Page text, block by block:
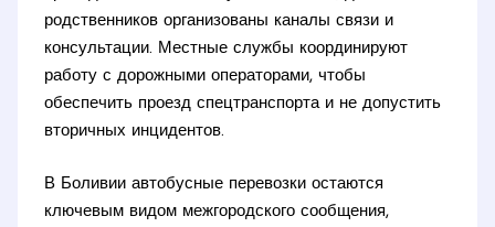
родственников организованы каналы связи и
консультации. Местные службы координируют
работу с дорожными операторами, чтобы
обеспечить проезд спецтранспорта и не допустить
вторичных инцидентов.
В Боливии автобусные перевозки остаются
ключевым видом межгородского сообщения,